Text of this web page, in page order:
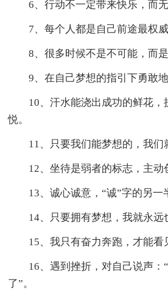
6、行动不一定带来快乐，而
7、每个人都是自己前途最权
8、很多时候不是不可能，而
9、在自己梦想的指引下勇敢地
10、汗水能浇出成功的鲜花
悦。
11、只要我们能梦想的，我们
12、坐待是弱者的标志，主动
13、诚心诚意，“诚”字的另一
14、只要拥有梦想，我就永远
15、我只有奋力奔跑，才能看
16、遇到挫折，对自己说声：
了”。